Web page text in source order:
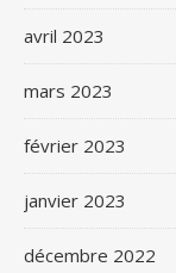
avril 2023
mars 2023
février 2023
janvier 2023
décembre 2022